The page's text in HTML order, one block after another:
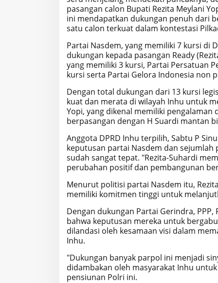
pasangan calon Bupati Rezita Meylani
ini mendapatkan dukungan penuh dari
satu calon terkuat dalam kontestasi
Partai Nasdem, yang memiliki 7 kursi di
dukungan kepada pasangan Ready
yang memiliki 3 kursi, Partai Persatuan
kursi serta Partai Gelora Indonesia non
Dengan total dukungan dari 13 kursi
kuat dan merata di wilayah Inhu untuk
Yopi, yang dikenal memiliki
berpasangan dengan H Suardi mantan
Anggota DPRD Inhu terpilih, Sabtu P
keputusan partai Nasdem dan
sudah sangat tepat. "Rezita-Suhardi
perubahan positif dan pembangunan
Menurut politisi partai Nasdem itu,
memiliki komitmen tinggi untuk
Dengan dukungan Partai Gerindra,
bahwa keputusan mereka untuk
dilandasi oleh kesamaan visi dalam
Inhu.
"Dukungan banyak parpol ini menjadi
didambakan oleh masyarakat Inhu
pensiunan Polri ini.